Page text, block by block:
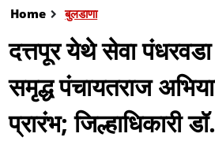
Home बुलडाणा
दत्तपूर येथे सेवा
समृद्ध पंचायतराज
प्रारंभ; जिल्हाधिकारी